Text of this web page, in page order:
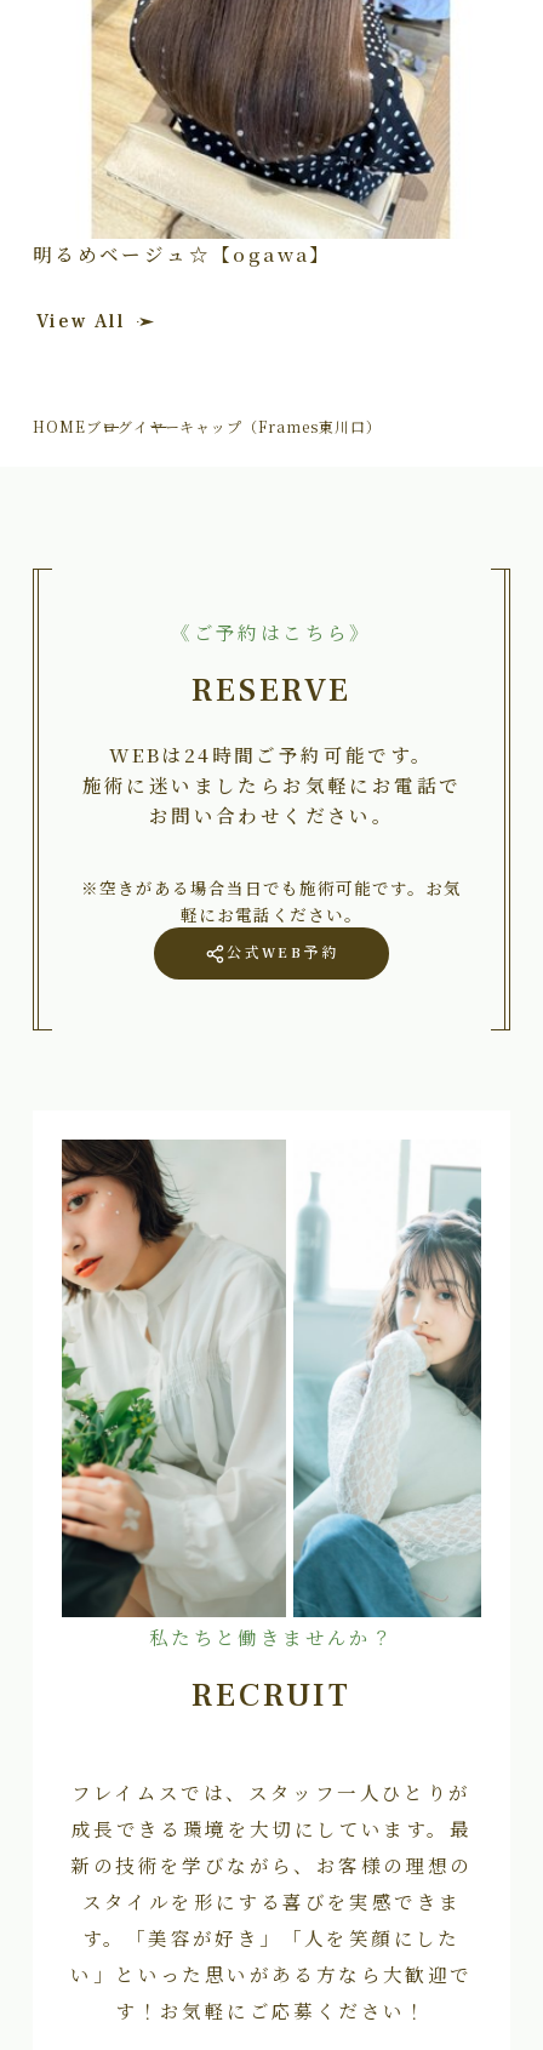
明るめベージュ☆【ogawa】
View All
HOMEブログイヤーキャップ（Frames東川口）
《ご予約はこちら》
RESERVE
WEBは24時間ご予約可能です。
施術に迷いましたらお気軽にお電話で
お問い合わせください。
※空きがある場合当日でも施術可能です。お気
軽にお電話ください。
公式WEB予約
私たちと働きませんか？
RECRUIT
フレイムスでは、スタッフ一人ひとりが
成長できる環境を大切にしています。最
新の技術を学びながら、お客様の理想の
スタイルを形にする喜びを実感できま
す。「美容が好き」「人を笑顔にした
い」といった思いがある方なら大歓迎で
す！お気軽にご応募ください！